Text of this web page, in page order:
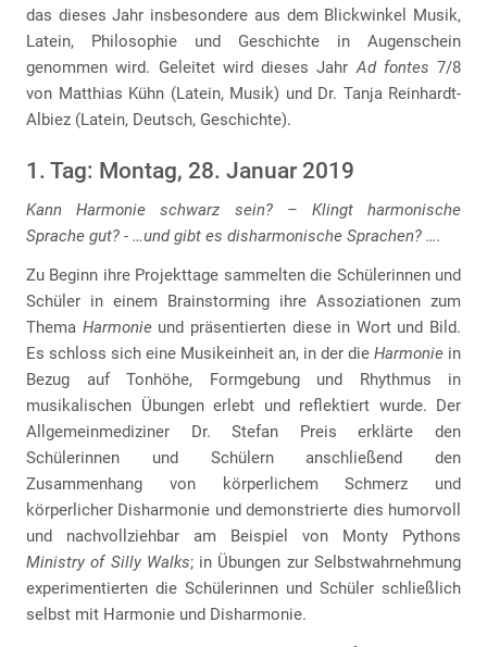
das dieses Jahr insbesondere aus dem Blickwinkel Musik,
Latein, Philosophie und Geschichte in Augenschein
genommen wird. Geleitet wird dieses JahrAd fontes 7/8
von Matthias Kühn (Latein, Musik) und Dr. Tanja Reinhardt-
Albiez (Latein, Deutsch, Geschichte).
1. Tag: Montag, 28. Januar 2019
Kann Harmonie schwarz sein? – Klingt harmonische
Sprache gut? - …und gibt es disharmonische Sprachen? ….
Zu Beginn ihre Projekttage sammelten die Schülerinnen und
Schüler in einem Brainstorming ihre Assoziationen zum
Thema Harmonieund präsentierten diese in Wort und Bild.
Es schloss sich eine Musikeinheit an, in der die Harmonie in
Bezug auf Tonhöhe, Formgebung und Rhythmus in
musikalischen Übungen erlebt und reflektiert wurde. Der
Allgemeinmediziner Dr. Stefan Preis erklärte den
Schülerinnen und Schülern anschließend den
Zusammenhang von körperlichem Schmerz und
körperlicher Disharmonie und demonstrierte dies humorvoll
und nachvollziehbar am Beispiel von Monty Pythons
Ministry of Silly Walks; in Übungen zur Selbstwahrnehmung
experimentierten die Schülerinnen und Schüler schließlich
selbst mit Harmonie und Disharmonie.